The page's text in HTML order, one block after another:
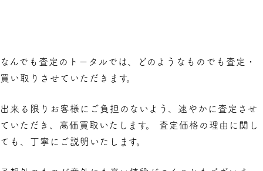
なんでも査定のトータルでは、どのようなものでも査定・
買い取りさせていただきます。
出来る限りお客様にご負担のないよう、速やかに査定させ
ていただき、高価買取いたします。 査定価格の理由に関し
ても、丁寧にご説明いたします。